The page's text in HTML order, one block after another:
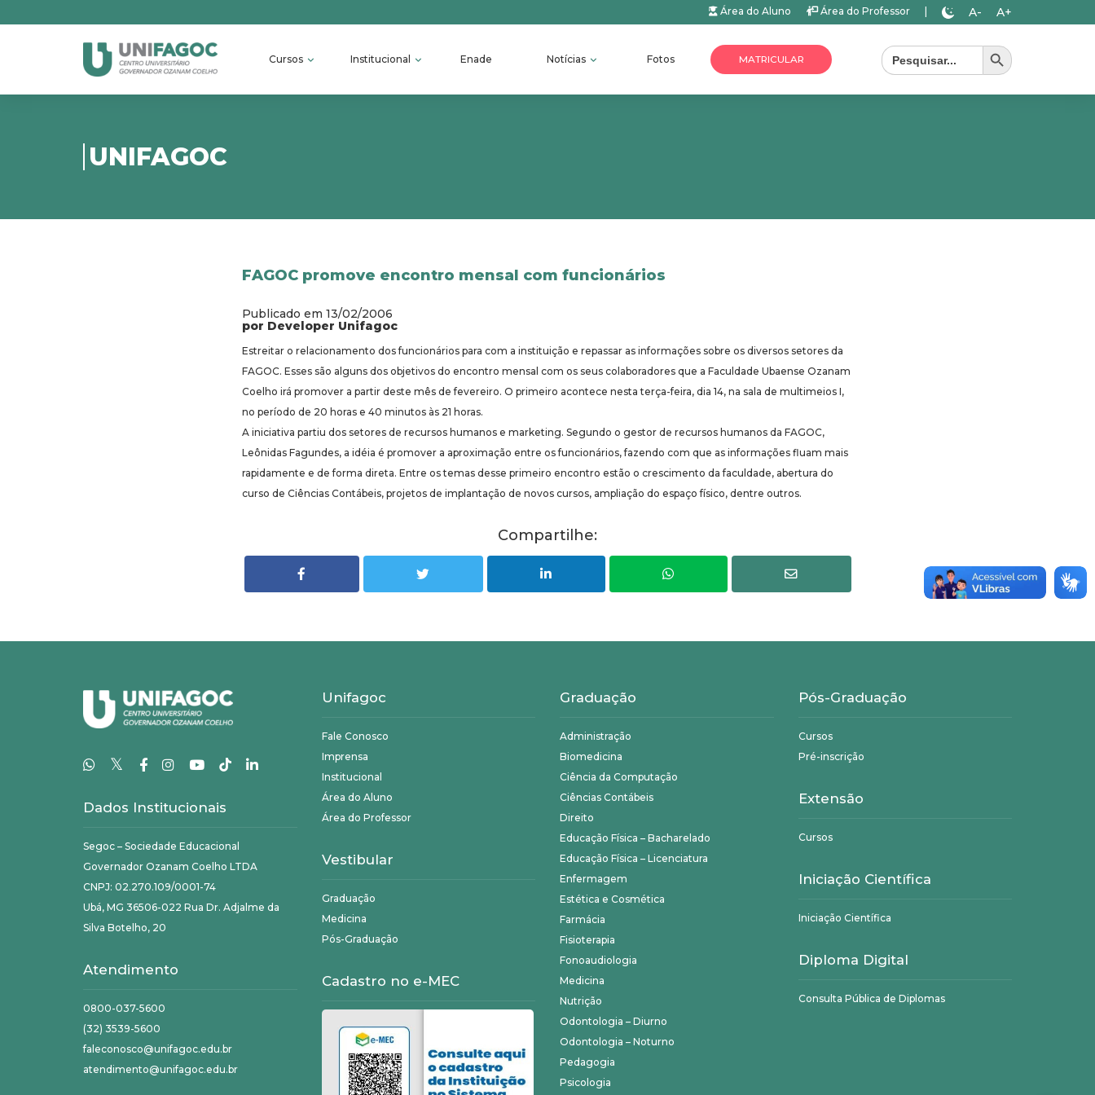
Área do Aluno Área do Professor A- A+
Cursos Institucional Enade Notícias Fotos MATRICULAR
Search
for:
Search Button
UNIFAGOC
FAGOC promove encontro mensal com funcionários
Publicado em 13/02/2006
por Developer Unifagoc
Estreitar o relacionamento dos funcionários para com a instituição e repassar as informações sobre os diversos setores da
FAGOC. Esses são alguns dos objetivos do encontro mensal com os seus colaboradores que a Faculdade Ubaense Ozanam
Coelho irá promover a partir deste mês de fevereiro. O primeiro acontece nesta terça-feira, dia 14, na sala de multimeios I,
no período de 20 horas e 40 minutos às 21 horas.
A iniciativa partiu dos setores de recursos humanos e marketing. Segundo o gestor de recursos humanos da FAGOC,
Leônidas Fagundes, a idéia é promover a aproximação entre os funcionários, fazendo com que as informações fluam mais
rapidamente e de forma direta. Entre os temas desse primeiro encontro estão o crescimento da faculdade, abertura do
curso de Ciências Contábeis, projetos de implantação de novos cursos, ampliação do espaço físico, dentre outros.
Compartilhe:
𝕏
Dados Institucionais
Segoc – Sociedade Educacional
Governador Ozanam Coelho LTDA
CNPJ: 02.270.109/0001-74
Ubá, MG 36506-022 Rua Dr. Adjalme da
Silva Botelho, 20
Atendimento
0800-037-5600
(32) 3539-5600
faleconosco@unifagoc.edu.br
atendimento@unifagoc.edu.br
Unifagoc
Fale Conosco
Imprensa
Institucional
Área do Aluno
Área do Professor
Vestibular
Graduação
Medicina
Pós-Graduação
Cadastro no e-MEC
Graduação
Administração
Biomedicina
Ciência da Computação
Ciências Contábeis
Direito
Educação Física – Bacharelado
Educação Física – Licenciatura
Enfermagem
Estética e Cosmética
Farmácia
Fisioterapia
Fonoaudiologia
Medicina
Nutrição
Odontologia – Diurno
Odontologia – Noturno
Pedagogia
Psicologia
Pós-Graduação
Cursos
Pré-inscrição
Extensão
Cursos
Iniciação Científica
Iniciação Científica
Diploma Digital
Consulta Pública de Diplomas